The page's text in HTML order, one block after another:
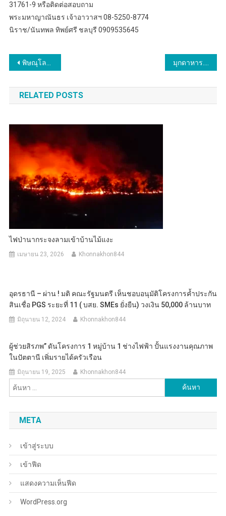
31761-9 หรือติดต่อสอบถาม
พระมหาญาณันธร เจ้าอาวาสฯ 08-5250-8774
นิราช/นันทพล ทิพย์ศรี ชลบุรี 0909535645
แนะแนว
เรื่อง
พิษณุโลก อบจ.พิษณุโลก ร่วมประชุมคณะกรรมาธิการการอุดมศึกษา วิทยาศาสตร์ วิจัยและนวัตกรรม วุฒิสภาฯ
RELATED POSTS
ไฟป่านากระจงลามเข้าบ้านไม้แงะ
เมษายน 23, 2026 Khonnakhon844
อุดรธานี – ผ่าน ! มติ คณะรัฐมนตรี เห็นชอบอนุมัติโครงการค้ำประกัน
สินเชื่อ PGS ระยะที่ 11 ( บสย. SMEs ยั่งยืน) วงเงิน 50,000 ล้านบาท
มิถุนายน 12, 2024 Khonnakhon844
ผู้ช่วยสิรภพ” ดันโครงการ 1 หมู่บ้าน 1 ช่างไฟฟ้า ปั้นแรงงานคุณภาพ
ในปัตตานี เพิ่มรายได้ครัวเรือน
มิถุนายน 19, 2025 Khonnakhon844
สำหรับ:
META
เข้าสู่ระบบ
เข้าฟีด
แสดงความเห็นฟีด
WordPress.org